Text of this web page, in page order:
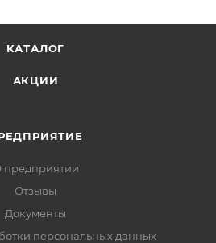
КАТАЛОГ
АКЦИИ
предприятии
Отзывы
Документы
персональных данных